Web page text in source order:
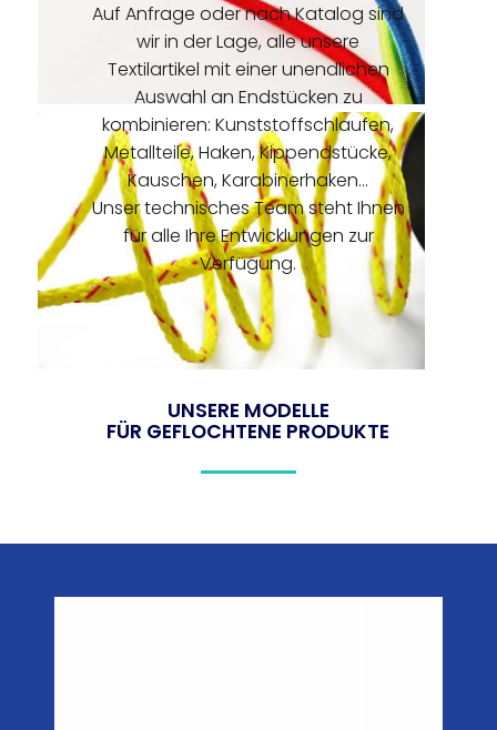
Auf Anfrage oder nach Katalog sind
wir in der Lage, alle unsere
Textilartikel mit einer unendlichen
Auswahl an Endstücken zu
kombinieren: Kunststoffschlaufen,
Metallteile, Haken, Kippendstücke,
Kauschen, Karabinerhaken...
Unser technisches Team steht Ihnen
für alle Ihre Entwicklungen zur
Verfügung.
UNSERE MODELLE
FÜR GEFLOCHTENE PRODUKTE